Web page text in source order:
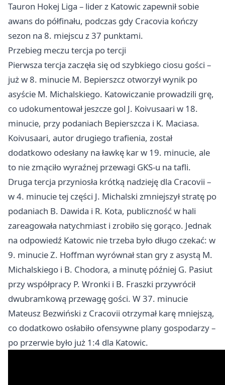
Tauron Hokej Liga – lider z Katowiczapewnił sobie
awans do półfinału, podczas gdy Cracovia kończy
sezon na 8. miejscu z 37 punktami.
Przebieg meczu tercja po tercji
Pierwsza tercja zaczęła się od szybkiego ciosu gości –
już w 8. minucie M. Bepierszcz otworzył wynik po
asyście M. Michalskiego. Katowiczanie prowadzili grę,
co udokumentował jeszcze gol J. Koivusaari w 18.
minucie, przy podaniach Bepierszcza i K. Maciasa.
Koivusaari, autor drugiego trafienia, został
dodatkowo odesłany na ławkę kar w 19. minucie, ale
to nie zmąciło wyraźnej przewagi GKS-u na tafli.
Druga tercja przyniosła krótką nadzieję dla Cracovii –
w 4. minucie tej części J. Michalski zmniejszył stratę po
podaniach B. Dawida i R. Kota, publiczność w hali
zareagowała natychmiast i zrobiło się gorąco. Jednak
na odpowiedź Katowic nie trzeba było długo czekać: w
9. minucie Z. Hoffman wyrównał stan gry z asystą M.
Michalskiego i B. Chodora, a minutę później G. Pasiut
przy współpracy P. Wronki i B. Fraszki przywrócił
dwubramkową przewagę gości. W 37. minucie
Mateusz Bezwiński z Cracovii otrzymał karę mniejszą,
co dodatkowo osłabiło ofensywne plany gospodarzy –
po przerwie było już 1:4 dla Katowic.